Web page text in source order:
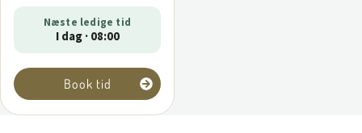
Næste ledige tid
I dag · 08:00
Book tid